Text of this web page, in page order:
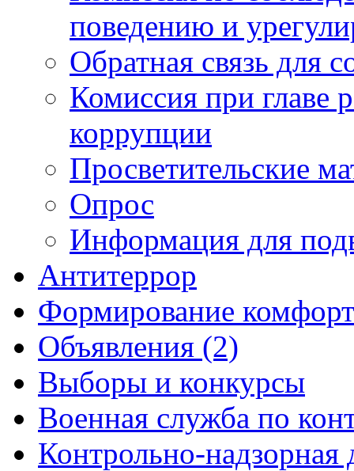
поведению и
Обратная связь для
Комиссия при главе
коррупции
Просветительские
Опрос
Информация для
Антитеррор
Формирование
Объявления (2)
Выборы и конкурсы
Военная служба по
Контрольно-надзорная